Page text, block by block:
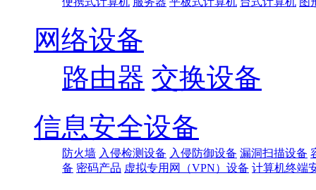
网络设备
路由器 交换设备
信息安全设备
防火墙 入侵检测设备 入侵防御设备 漏洞扫描设备
备 密码产品 虚拟专用网（VPN）设备 计算机终端